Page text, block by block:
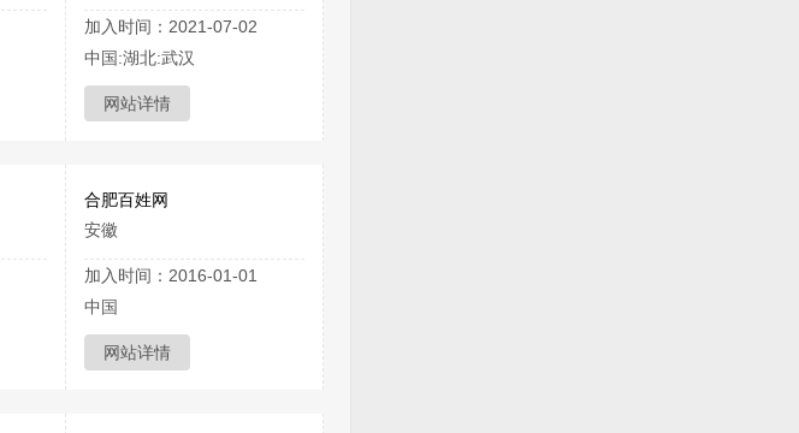
加入时间：2021-07-02
中国:湖北:武汉
网站详情
合肥百姓网
安徽
加入时间：2016-01-01
中国
网站详情